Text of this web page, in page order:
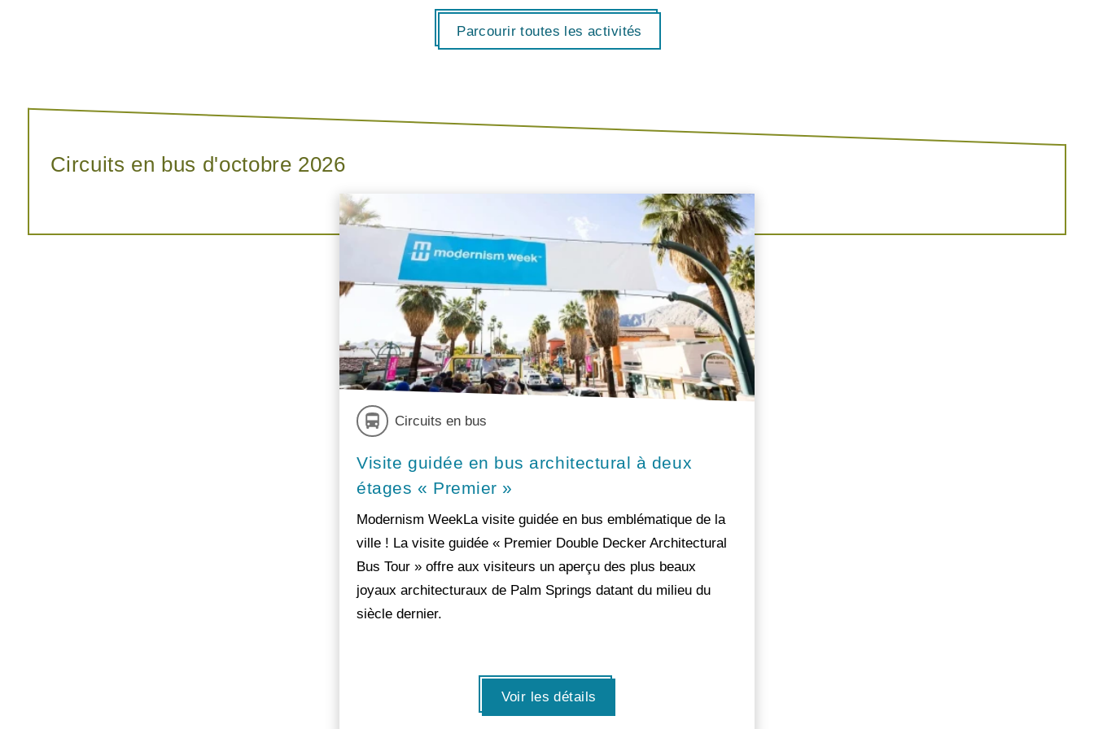
Parcourir toutes les activités
Circuits en bus d'octobre 2026
Circuits en bus
Visite guidée en bus architectural à deux
étages « Premier »
Modernism WeekLa visite guidée en bus emblématique de la
ville ! La visite guidée « Premier Double Decker Architectural
Bus Tour » offre aux visiteurs un aperçu des plus beaux
joyaux architecturaux de Palm Springs datant du milieu du
siècle dernier.
Voir les détails